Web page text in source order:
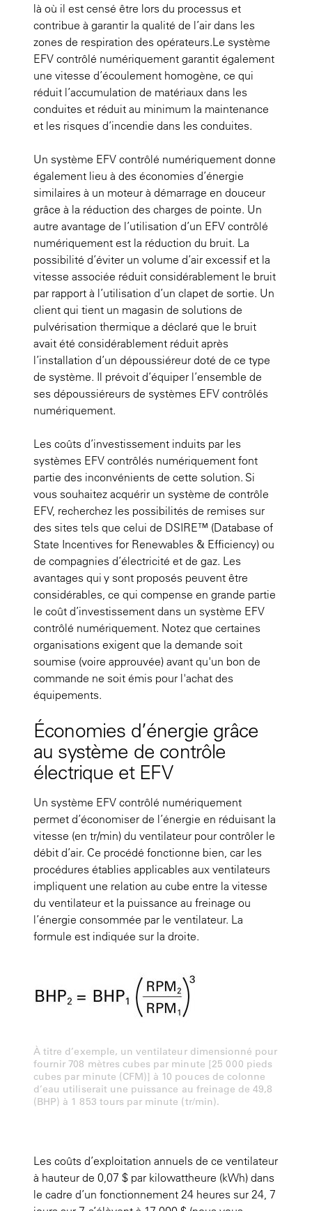
là où il est censé être lors du processus et
contribue à garantir la qualité de l’air dans les
zones de respiration des opérateurs.Le système
EFV contrôlé numériquement garantit également
une vitesse d’écoulement homogène, ce qui
réduit l’accumulation de matériaux dans les
conduites et réduit au minimum la maintenance
et les risques d’incendie dans les conduites.
Un système EFV contrôlé numériquement donne
également lieu à des économies d’énergie
similaires à un moteur à démarrage en douceur
grâce à la réduction des charges de pointe. Un
autre avantage de l’utilisation d’un EFV contrôlé
numériquement est la réduction du bruit. La
possibilité d’éviter un volume d’air excessif et la
vitesse associée réduit considérablement le bruit
par rapport à l’utilisation d’un clapet de sortie. Un
client qui tient un magasin de solutions de
pulvérisation thermique a déclaré que le bruit
avait été considérablement réduit après
l’installation d’un dépoussiéreur doté de ce type
de système. Il prévoit d’équiper l’ensemble de
ses dépoussiéreurs de systèmes EFV contrôlés
numériquement.
Les coûts d’investissement induits par les
systèmes EFV contrôlés numériquement font
partie des inconvénients de cette solution. Si
vous souhaitez acquérir un système de contrôle
EFV, recherchez les possibilités de remises sur
des sites tels que celui de DSIRE™ (Database of
State Incentives for Renewables & Efficiency) ou
de compagnies d’électricité et de gaz. Les
avantages qui y sont proposés peuvent être
considérables, ce qui compense en grande partie
le coût d’investissement dans un système EFV
contrôlé numériquement. Notez que certaines
organisations exigent que la demande soit
soumise (voire approuvée) avant qu'un bon de
commande ne soit émis pour l'achat des
équipements.
Économies d’énergie grâce
au système de contrôle
électrique et EFV
Un système EFV contrôlé numériquement
permet d’économiser de l’énergie en réduisant la
vitesse (en tr/min) du ventilateur pour contrôler le
débit d’air. Ce procédé fonctionne bien, car les
procédures établies applicables aux ventilateurs
impliquent une relation au cube entre la vitesse
du ventilateur et la puissance au freinage ou
l’énergie consommée par le ventilateur. La
formule est indiquée sur la droite.
À titre d’exemple, un ventilateur dimensionné pour
fournir 708 mètres cubes par minute [25 000 pieds
cubes par minute (CFM)] à 10 pouces de colonne
d’eau utiliserait une puissance au freinage de 49,8
(BHP) à 1 853 tours par minute (tr/min).
Les coûts d’exploitation annuels de ce ventilateur
à hauteur de 0,07 $ par kilowattheure (kWh) dans
le cadre d’un fonctionnement 24 heures sur 24, 7